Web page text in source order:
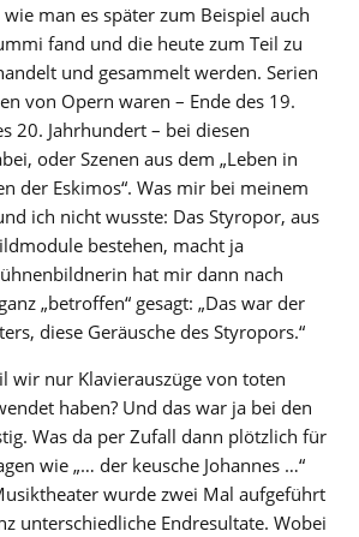
man es später zum Beispiel auch
fand und die heute zum Teil zu
und gesammelt werden. Serien
von Opern waren – Ende des 19.
20. Jahrhundert – bei diesen
oder Szenen aus dem „Leben in
der Eskimos“. Was mir bei meinem
ich nicht wusste: Das Styropor, aus
bestehen, macht ja
hat mir dann nach
„betroffen“ gesagt: „Das war der
diese Geräusche des Styropors.“
wir nur Klavierauszüge von toten
haben? Und das war ja bei den
Was da per Zufall dann plötzlich für
wie „… der keusche Johannes …“
wurde zwei Mal aufgeführt
unterschiedliche Endresultate. Wobei